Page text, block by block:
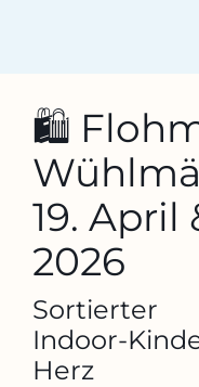
🛍️
19. April
2026
Sortierter
Herz